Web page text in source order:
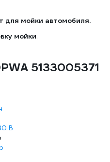
для мойки автомобиля.
мойки.
5133005371
В